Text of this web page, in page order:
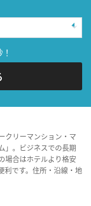
クリーマンション・マ
」。ビジネスでの長期
場合はホテルより格安
利です。住所・沿線・地